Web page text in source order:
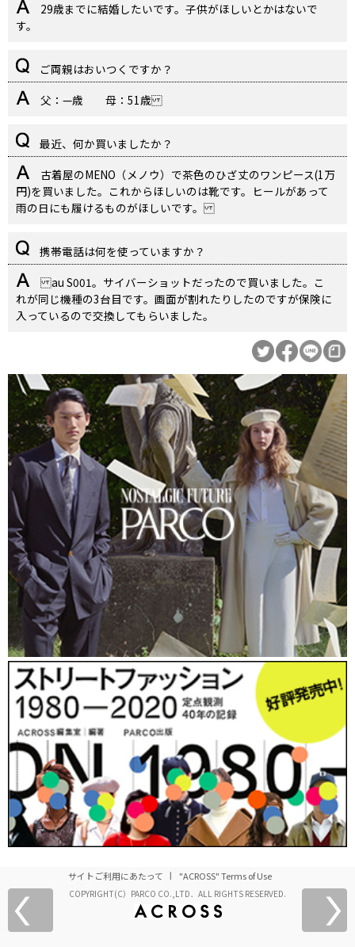
29歳までに結婚したいです。子供がほしいとかはないで
す。
ご両親はおいつくですか？
父：—歳 母：51歳
最近、何か買いましたか？
古着屋のMENO（メノウ）で茶色のひざ丈のワンピース(1万
円)を買いました。これからほしいのは靴です。ヒールがあって
雨の日にも履けるものがほしいです。
携帯電話は何を使っていますか？
au S001。サイバーショットだったので買いました。こ
れが同じ機種の3台目です。画面が割れたりしたのですが保険に
入っているので交換してもらいました。
サイトご利用にあたって "ACROSS" Terms of Use
COPYRIGHT(C）PARCO CO.,LTD．ALL RIGHTS RESERVED.